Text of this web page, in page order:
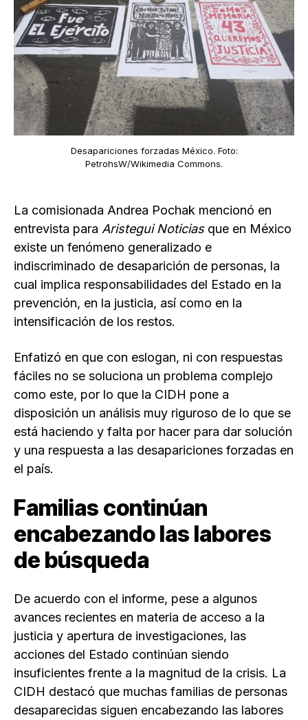
Desapariciones forzadas México. Foto:
PetrohsW/Wikimedia Commons.
La comisionada Andrea Pochak mencionó en
entrevista para Aristegui Noticiasque en México
existe un fenómeno generalizado e
indiscriminado de desaparición de personas, la
cual implica responsabilidades del Estado en la
prevención, en la justicia, así como en la
intensificación de los restos.
Enfatizó en que con eslogan, ni con respuestas
fáciles no se soluciona un problema complejo
como este, por lo que la CIDH pone a
disposición un análisis muy riguroso de lo que se
está haciendo y falta por hacer para dar solución
y una respuesta a las desapariciones forzadas en
el país.
Familias continúan
encabezando las labores
de búsqueda
De acuerdo con el informe, pese a algunos
avances recientes en materia de acceso a la
justicia y apertura de investigaciones, las
acciones del Estado continúan siendo
insuficientes frente a la magnitud de la crisis. La
CIDH destacó que muchas familias de personas
desaparecidas siguen encabezando las labores